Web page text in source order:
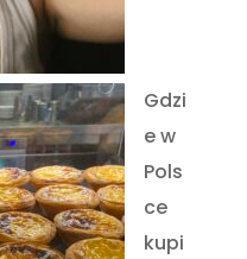
Gdzi
e w
Pols
ce
kupi